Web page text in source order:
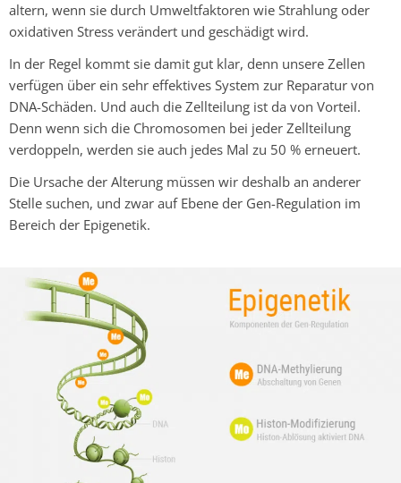
altern, wenn sie durch Umweltfaktoren wie Strahlung oder
oxidativen Stress verändert und geschädigt wird.
In der Regel kommt sie damit gut klar, denn unsere Zellen
verfügen über ein sehr effektives System zur Reparatur von
DNA-Schäden. Und auch die Zellteilung ist da von Vorteil.
Denn wenn sich die Chromosomen bei jeder Zellteilung
verdoppeln, werden sie auch jedes Mal zu 50 % erneuert.
Die Ursache der Alterung müssen wir deshalb an anderer
Stelle suchen, und zwar auf Ebene der Gen-Regulation im
Bereich der Epigenetik.